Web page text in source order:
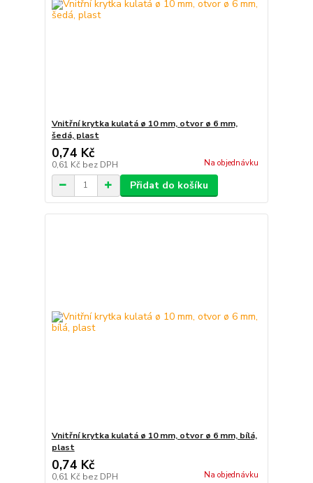
Vnitřní krytka kulatá ø 10 mm, otvor ø 6 mm,
šedá, plast
0,74 Kč
0,61 Kč bez DPH Na objednávku
Přidat do košíku
Vnitřní krytka kulatá ø 10 mm, otvor ø 6 mm, bílá,
plast
0,74 Kč
0,61 Kč bez DPH Na objednávku